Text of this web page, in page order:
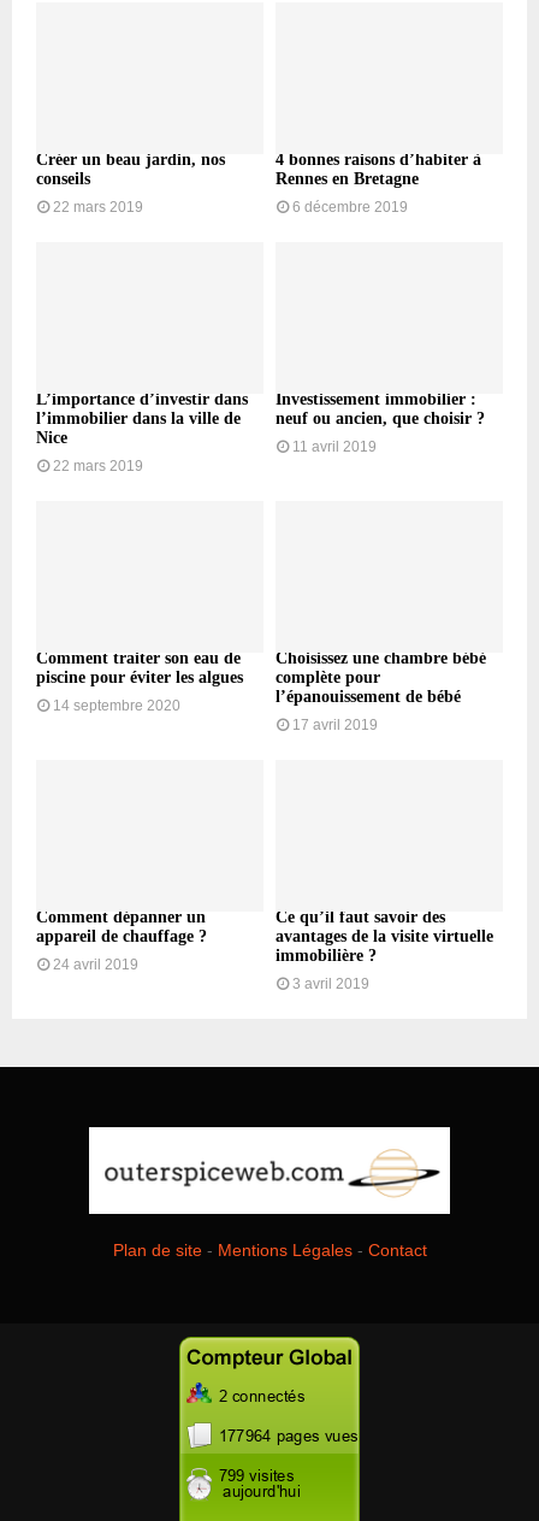
Créer un beau jardin, nos
conseils
22 mars 2019
4 bonnes raisons d’habiter à
Rennes en Bretagne
6 décembre 2019
L’importance d’investir dans
l’immobilier dans la ville de
Nice
22 mars 2019
Investissement immobilier :
neuf ou ancien, que choisir ?
11 avril 2019
Comment traiter son eau de
piscine pour éviter les algues
14 septembre 2020
Choisissez une chambre bébé
complète pour
l’épanouissement de bébé
17 avril 2019
Comment dépanner un
appareil de chauffage ?
24 avril 2019
Ce qu’il faut savoir des
avantages de la visite virtuelle
immobilière ?
3 avril 2019
Plan de site- Mentions Légales- Contact